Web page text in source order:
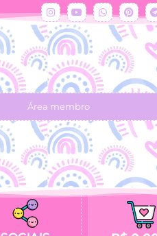
Área membro